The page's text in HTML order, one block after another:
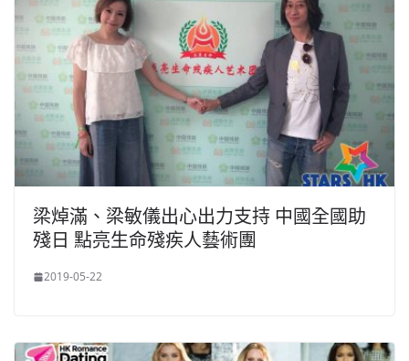
梁焯滿、梁敏儀出心出力支持 中國全國助
殘日 點亮生命殘疾人藝術團
2019-05-22